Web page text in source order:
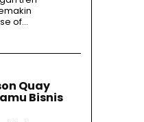
of...
Quay
Bisnis